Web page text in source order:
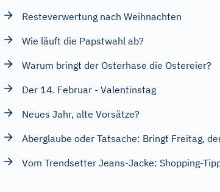
Resteverwertung nach Weihnachten
Wie läuft die Papstwahl ab?
Warum bringt der Osterhase die Ostereier?
Der 14. Februar - Valentinstag
Neues Jahr, alte Vorsätze?
Aberglaube oder Tatsache: Bringt Freitag,
Vom Trendsetter Jeans-Jacke: Shopping-